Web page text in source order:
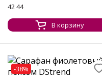
42 44
В корзину
-38%